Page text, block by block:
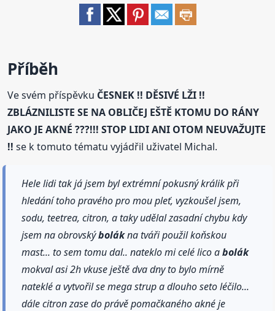
Příběh
Ve svém příspěvku ČESNEK !! DĚSIVÉ LŽI !!
ZBLÁZNILISTE SE NA OBLIČEJ EŠTĚ KTOMU DO RÁNY
JAKO JE AKNÉ ???!!! STOP LIDI ANI OTOM NEUVAŽUJTE
!! se k tomuto tématu vyjádřil uživatel Michal.
Hele lidi tak já jsem byl extrémní pokusný králik při
hledání toho pravého pro mou pleť, vyzkoušel jsem,
sodu, teetrea, citron, a taky udělal zasadní chybu kdy
jsem na obrovskýbolákna tváři použil koňskou
mast... to sem tomu dal.. nateklo mi celé lico abolák
mokval asi 2h vkuse ještě dva dny to bylo mírně
nateklé a vytvořil se mega strup a dlouho seto léčilo...
dále citron zase do právě pomačkaného akné je